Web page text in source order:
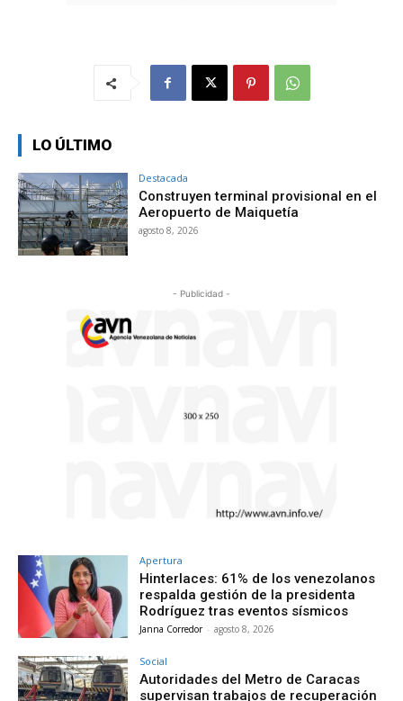
LO ÚLTIMO
Destacada
Construyen terminal provisional en el
Aeropuerto de Maiquetía
agosto 8, 2026
- Publicidad -
Apertura
Hinterlaces: 61% de los venezolanos
respalda gestión de la presidenta
Rodríguez tras eventos sísmicos
Janna Corredor - agosto 8, 2026
Social
Autoridades del Metro de Caracas
supervisan trabajos de recuperación